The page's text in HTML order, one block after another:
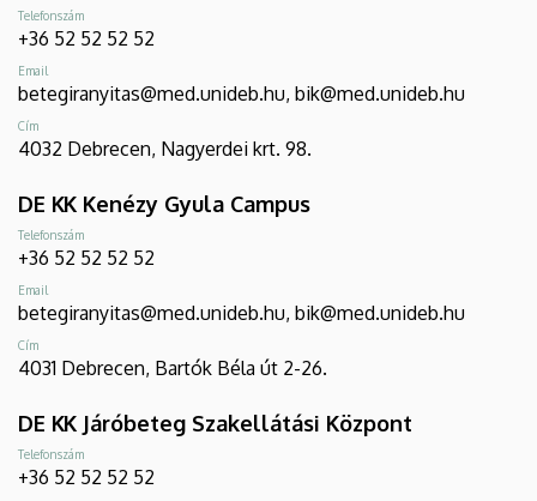
Telefonszám
+36 52 52 52 52
Email
betegiranyitas@med.unideb.hu, bik@med.unideb.hu
Cím
4032 Debrecen, Nagyerdei krt. 98.
DE KK Kenézy Gyula Campus
Telefonszám
+36 52 52 52 52
Email
betegiranyitas@med.unideb.hu, bik@med.unideb.hu
Cím
4031 Debrecen, Bartók Béla út 2-26.
DE KK Járóbeteg Szakellátási Központ
Telefonszám
+36 52 52 52 52